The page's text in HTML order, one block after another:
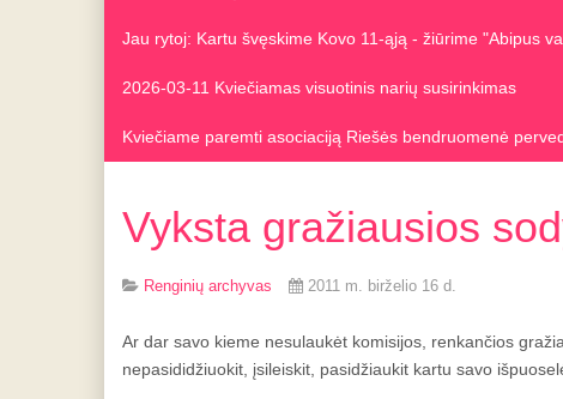
Jau rytoj: Kartu švęskime Kovo 11-ąją - žiūrime "Abipus
2026-03-11 Kviečiamas visuotinis narių susirinkimas
Kviečiame paremti asociaciją Riešės bendruomenė
Vyksta gražiausios
Renginių archyvas 2011 m. birželio 16 d.
Ar dar savo kieme nesulaukėt komisijos, renkančios
nepasididžiuokit, įsileiskit, pasidžiaukit kartu savo